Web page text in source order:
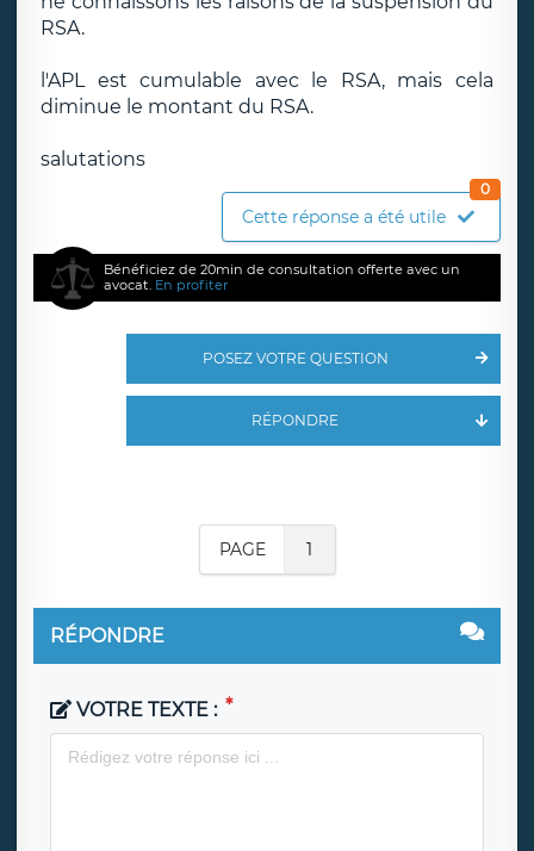
RSA.
l'APL est cumulable avec le RSA, mais cela
diminue le montant du RSA.
salutations
Cette réponse a été utile
0
Bénéficiez de 20min de consultation offerte avec un
avocat. En profiter
POSEZ VOTRE QUESTION
RÉPONDRE
PAGE 1
RÉPONDRE
VOTRE TEXTE :